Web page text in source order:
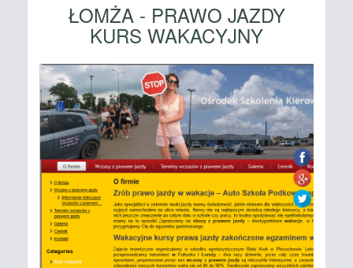
ŁOMŻA - PRAWO JAZDY
KURS WAKACYJNY